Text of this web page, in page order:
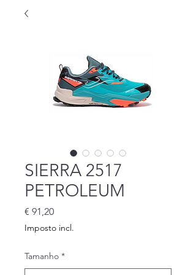
SIERRA 2517
PETROLEUM
€ 91,20Preço
Imposto incl.
Tamanho *